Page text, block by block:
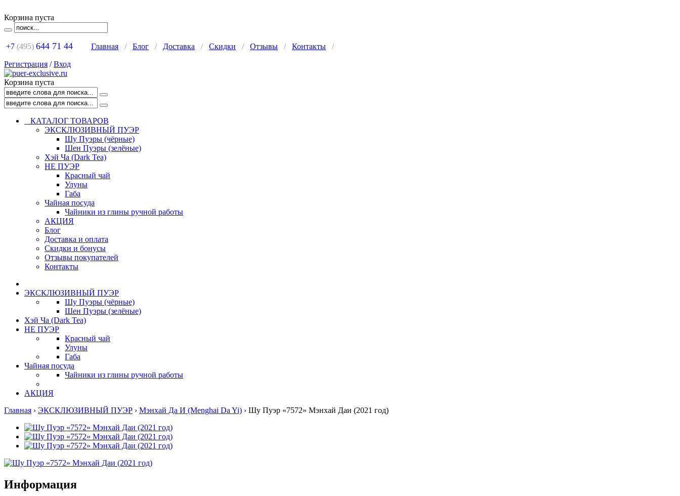
Корзина пуста
+7 (495) 644 71 44 Главная / Блог / Доставка / Скидки / Отзывы / Контакты /
Регистрация /Вход
Корзина пуста
КАТАЛОГ ТОВАРОВ
ЭКСКЛЮЗИВНЫЙ ПУЭР
Шу Пуэры (чёрные)
Шен Пуэры (зелёные)
Хэй Ча (Dark Tea)
НЕ ПУЭР
Красный чай
Улуны
Габа
Чайная посуда
Чайники из глины ручной работы
АКЦИЯ
Блог
Доставка и оплата
Скидки и бонусы
Отзывы покупателей
Контакты
ЭКСКЛЮЗИВНЫЙ ПУЭР
Шу Пуэры (чёрные)
Шен Пуэры (зелёные)
Хэй Ча (Dark Tea)
НЕ ПУЭР
Красный чай
Улуны
Габа
Чайная посуда
Чайники из глины ручной работы
АКЦИЯ
Главная › ЭКСКЛЮЗИВНЫЙ ПУЭР › Мэнхай Да И (Menghai Da Yi) › Шу Пуэр «7572» Мэнхай Даи (2021 год)
Информация